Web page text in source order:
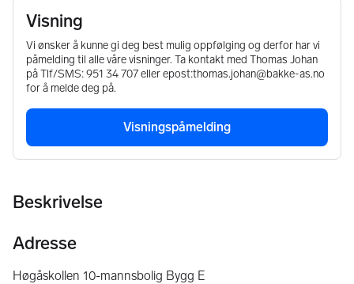
Visning
Vi ønsker å kunne gi deg best mulig oppfølging og derfor har vi
påmelding til alle våre visninger. Ta kontakt med Thomas Johan
på Tlf/SMS: 951 34 707 eller epost:thomas.johan@bakke-as.no
for å melde deg på.
Visningspåmelding
Beskrivelse
Adresse
Høgåskollen 10-mannsbolig Bygg E